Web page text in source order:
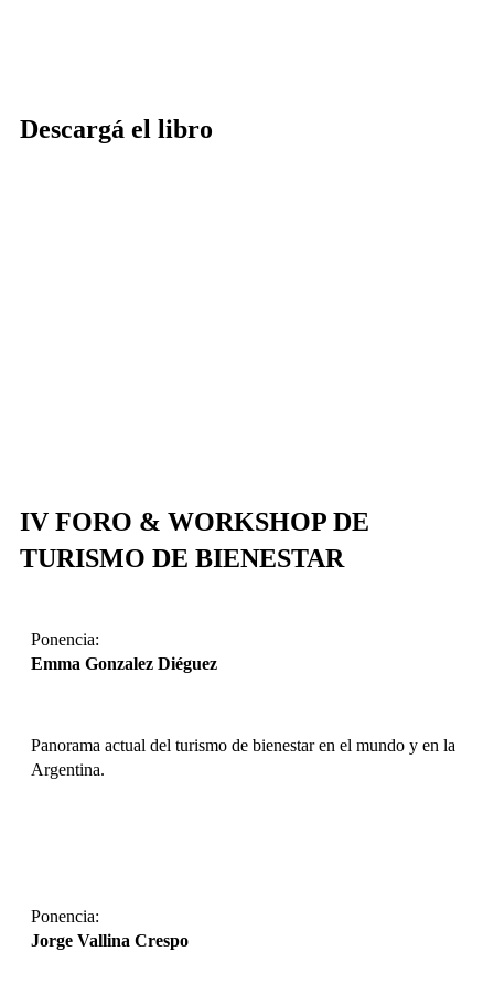
Descargá el libro
IV FORO & WORKSHOP DE
TURISMO DE BIENESTAR​
Ponencia:
Emma Gonzalez Diéguez
Panorama actual del turismo de bienestar en el mundo y en la
Argentina.
Ponencia:
Jorge Vallina Crespo